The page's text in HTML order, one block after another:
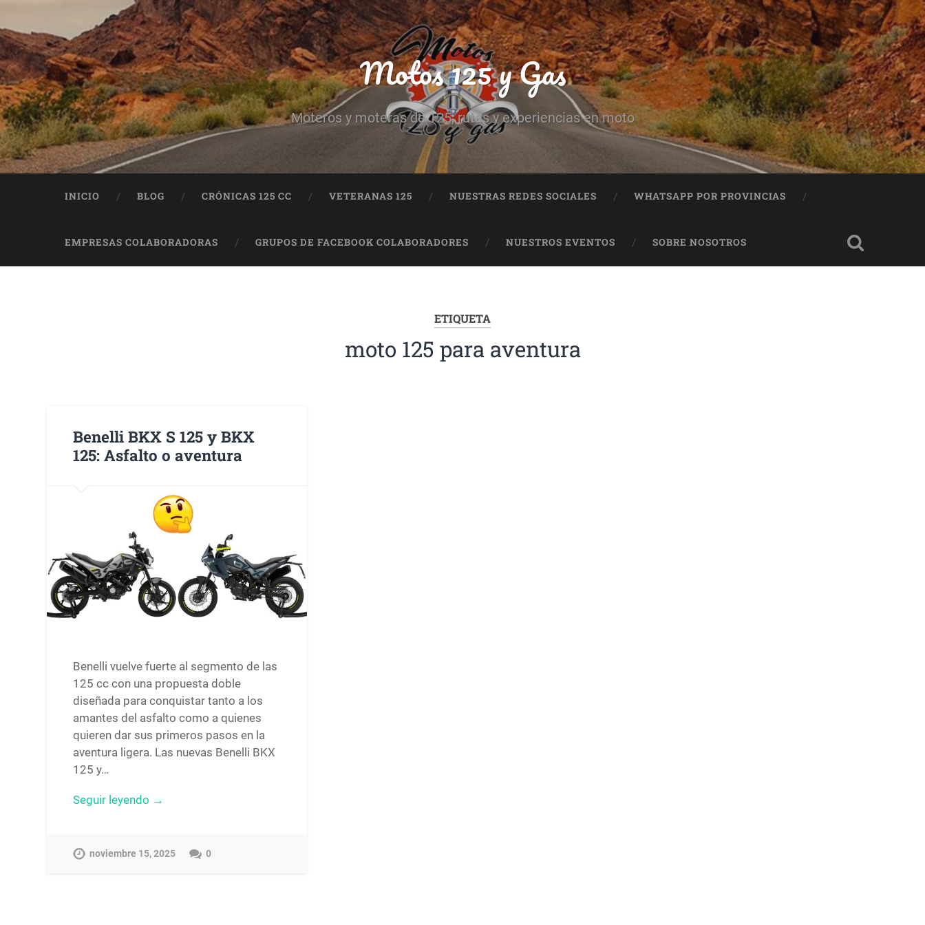
Motos 125 y Gas
Moteros y moteras de 125, rutas y experiencias en moto
INICIO BLOG CRÓNICAS 125 CC VETERANAS 125 NUESTRAS REDES SOCIALES WHATSAPP POR PROVINCIAS
EMPRESAS COLABORADORAS GRUPOS DE FACEBOOK COLABORADORES NUESTROS EVENTOS SOBRE NOSOTROS
ETIQUETA
moto 125 para aventura
Benelli BKX S 125 y BKX
125: Asfalto o aventura
Benelli vuelve fuerte al segmento de las
125 cc con una propuesta doble
diseñada para conquistar tanto a los
amantes del asfalto como a quienes
quieren dar sus primeros pasos en la
aventura ligera. Las nuevas Benelli BKX
125 y…
Seguir leyendo →
noviembre 15, 2025 0